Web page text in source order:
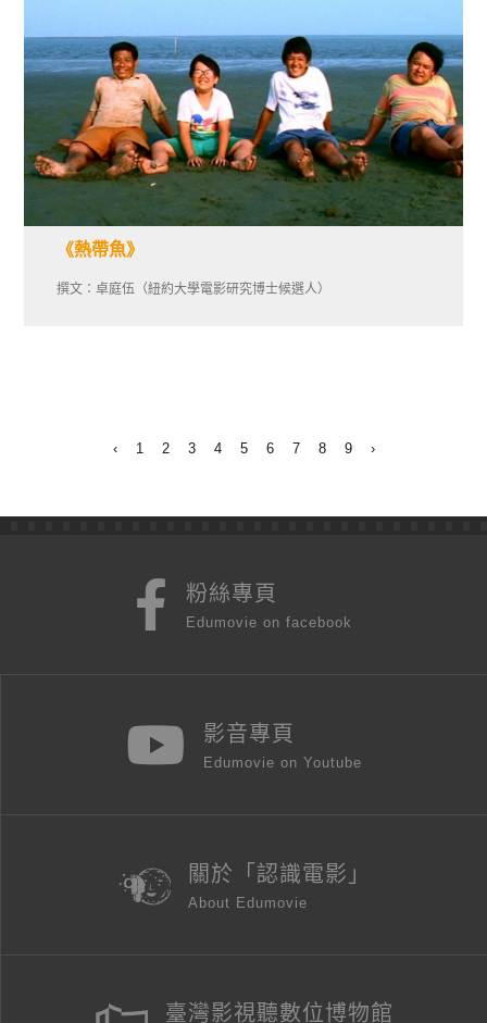
《熱帶魚》
撰文：卓庭伍（紐約大學電影研究博士候選人）
‹ 1 2 3 4 5 6 7 8 9 ›
粉絲專頁
Edumovie on facebook
影音專頁
Edumovie on Youtube
關於「認識電影」
About Edumovie
臺灣影視聽數位博物館